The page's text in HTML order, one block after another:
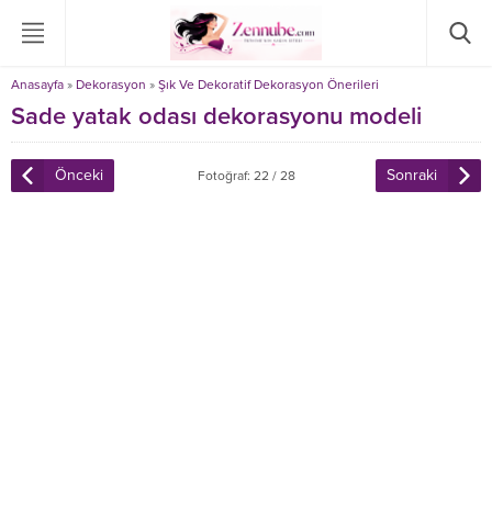
Anasayfa » Dekorasyon » Şık Ve Dekoratif Dekorasyon Önerileri
Sade yatak odası dekorasyonu modeli
Önceki Fotoğraf: 22 / 28 Sonraki